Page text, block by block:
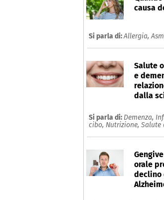
causa
Si parla di:Allergia,
Salute
e
dalla
Si parla di: Demenza,
cibo, Nutrizione, Salute
orale
declino